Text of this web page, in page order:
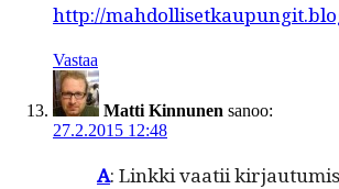
http://
Vastaa
Matti Kinnunen sanoo:
27.2.2015 12:48
A: Link­ki vaatii